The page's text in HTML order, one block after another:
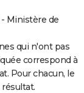
Ministère de
qui n'ont pas
correspond à
Pour chacun, le